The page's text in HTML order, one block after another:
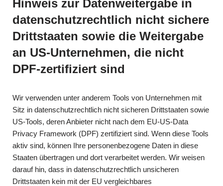
Hinweis zur Datenweitergabe in
datenschutzrechtlich nicht sichere
Drittstaaten sowie die Weitergabe
an US-Unternehmen, die nicht
DPF-zertifiziert sind
Wir verwenden unter anderem Tools von Unternehmen mit
Sitz in datenschutzrechtlich nicht sicheren Drittstaaten sowie
US-Tools, deren Anbieter nicht nach dem EU-US-Data
Privacy Framework (DPF) zertifiziert sind. Wenn diese Tools
aktiv sind, können Ihre personenbezogene Daten in diese
Staaten übertragen und dort verarbeitet werden. Wir weisen
darauf hin, dass in datenschutzrechtlich unsicheren
Drittstaaten kein mit der EU vergleichbares